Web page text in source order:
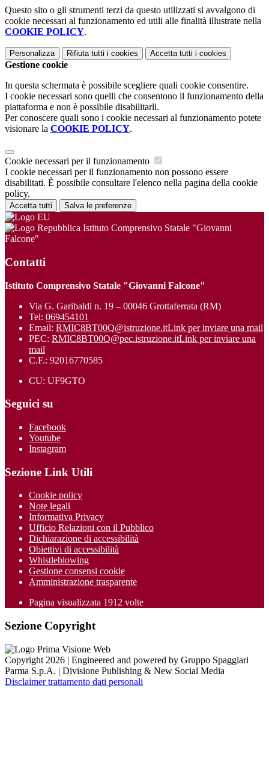
Questo sito o gli strumenti terzi da questo utilizzati si avvalgono di
cookie necessari al funzionamento ed utili alle finalità illustrate nella
COOKIE POLICY.
Personalizza Rifiuta tutti i cookies Accetta tutti i cookies
Gestione cookie
In questa schermata è possibile scegliere quali cookie consentire.
I cookie necessari sono quelli che consentono il funzionamento della
piattaforma e non è possibile disabilitarli.
Per conoscere quali sono i cookie necessari al funzionamento potete
visionare la COOKIE POLICY.
Cookie necessari per il funzionamento
I cookie necessari per il funzionamento non possono essere
disabilitati. È possibile consultare l'elenco nella pagina della cookie
policy.
Accetta tutti Salva le preferenze
Istituto Comprensivo Statale "Giovanni
Falcone"
Contatti
Istituto Comprensivo Statale "Giovanni Falcone"
Via G. Garibaldi n. 19 – 00046 Grottaferrata (RM)
Tel: 069454101
Email: RMIC8BT00Q@istruzione.itLink per inviare una mail
PEC: RMIC8BT00Q@pec.istruzione.itLink per inviare una
mail
C.F.: 92016770585
CU: UF9GTO
Seguici su
Facebook
Youtube
Instagram
Sezione Link Utili
Cookie policy
Note legali
Informativa Privacy
Ufficio Relazioni con il Pubblico
Dichiarazione di accessibilità
Obiettivi di accessibilità
Whistleblowing
Gestione consensi cookie
Amministrazione trasparente
Pagina visualizzata 1912 volte
Sezione Copyright
Copyright 2026 | Engineered and powered by Gruppo Spaggiari
Parma S.p.A. | Divisione Publishing & New Social Media
Disclaimer trattamento dati personali